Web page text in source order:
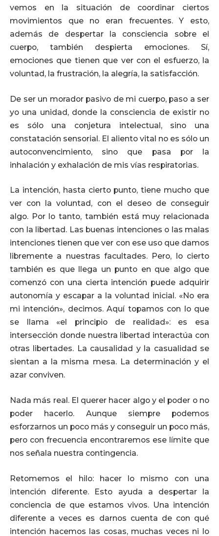
vemos en la situación de coordinar ciertos
movimientos que no eran frecuentes. Y esto,
además de despertar la consciencia sobre el
cuerpo, también despierta emociones. Sí,
emociones que tienen que ver con el esfuerzo, la
voluntad, la frustración, la alegría, la satisfacción.
De ser un morador pasivo de mi cuerpo, paso a ser
yo una unidad, donde la consciencia de existir no
es sólo una conjetura intelectual, sino una
constatación sensorial. El aliento vital no es sólo un
autoconvencimiento, sino que pasa por la
inhalación y exhalación de mis vías respiratorias.
La intención, hasta cierto punto, tiene mucho que
ver con la voluntad, con el deseo de conseguir
algo. Por lo tanto, también está muy relacionada
con la libertad. Las buenas intenciones o las malas
intenciones tienen que ver con ese uso que damos
libremente a nuestras facultades. Pero, lo cierto
también es que llega un punto en que algo que
comenzó con una cierta intención puede adquirir
autonomía y escapar a la voluntad inicial. «No era
mi intención», decimos. Aquí topamos con lo que
se llama «el principio de realidad»: es esa
intersección donde nuestra libertad interactúa con
otras libertades. La causalidad y la casualidad se
sientan a la misma mesa. La determinación y el
azar conviven.
Nada más real. El querer hacer algo y el poder o no
poder hacerlo. Aunque siempre podemos
esforzarnos un poco más y conseguir un poco más,
pero con frecuencia encontraremos ese límite que
nos señala nuestra contingencia.
Retomemos el hilo: hacer lo mismo con una
intención diferente. Esto ayuda a despertar la
conciencia de que estamos vivos. Una intención
diferente a veces es darnos cuenta de con qué
intención hacemos las cosas, muchas veces ni lo